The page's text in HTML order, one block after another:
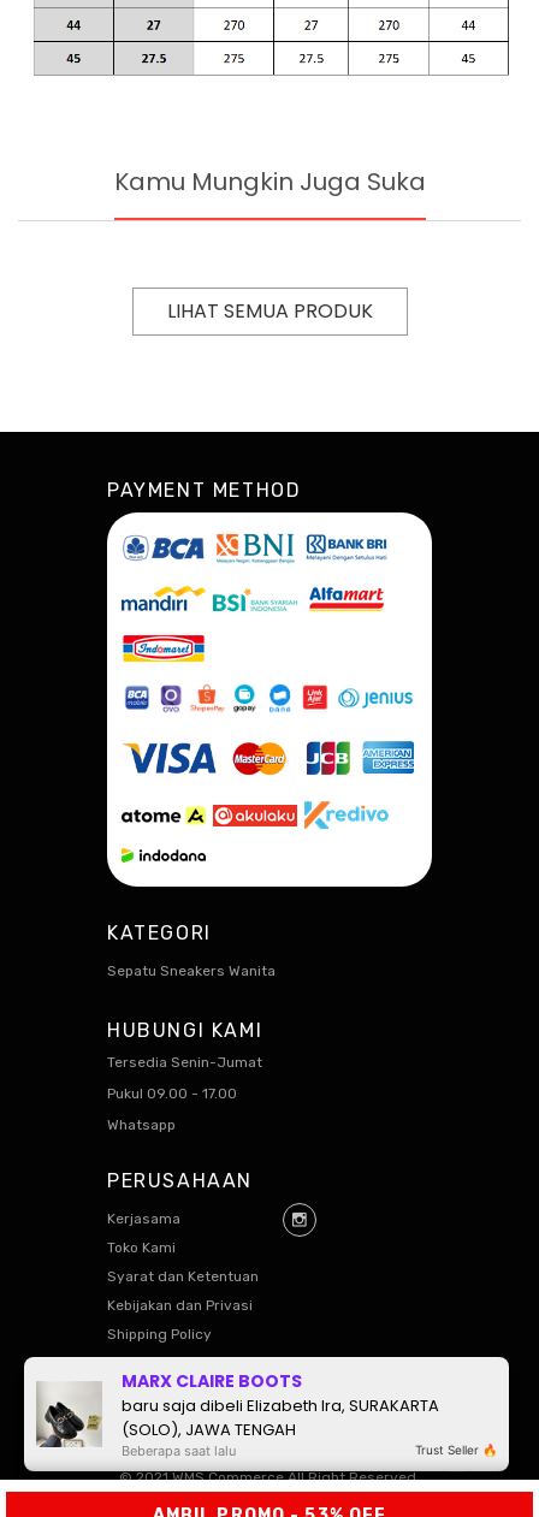
Kamu Mungkin Juga Suka
LIHAT SEMUA PRODUK
PAYMENT METHOD
KATEGORI
Sepatu Sneakers Wanita
HUBUNGI KAMI
Tersedia Senin-Jumat
Pukul 09.00 - 17.00
Whatsapp
PERUSAHAAN
Kerjasama
Toko Kami
Syarat dan Ketentuan
Kebijakan dan Privasi
Shipping Policy
© 2021 WMS Commerce All Right Reserved.
MARX CLAIRE BOOTS
baru saja dibeli Elizabeth Ira, SURAKARTA
(SOLO), JAWA TENGAH
Beberapa saat lalu